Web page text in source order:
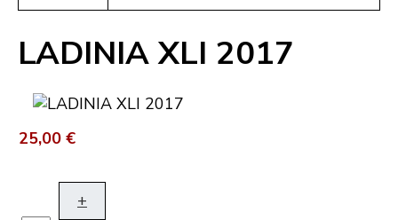
LADINIA XLI 2017
25,00 €
+